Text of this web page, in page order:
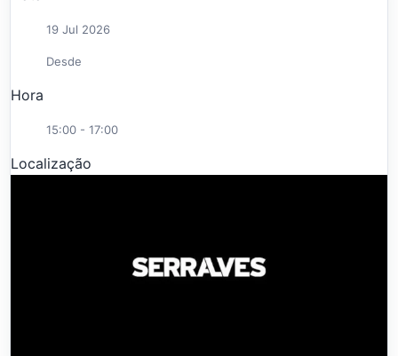
19 Jul 2026
Desde
Hora
15:00 - 17:00
Localização